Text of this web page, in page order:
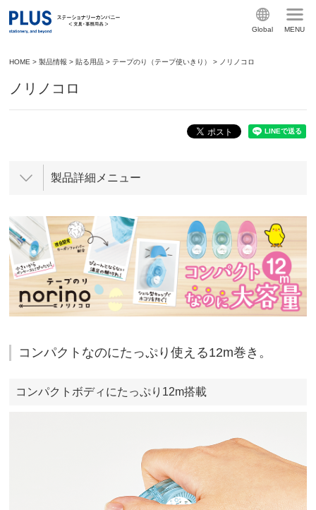
Global MENU
HOME >製品情報 > 貼る用品 > テープのり（テープ使いきり） > ノリノコロ
ノリノコロ
製品詳細メニュー
コンパクトなのにたっぷり使える12m巻き。
コンパクトボディにたっぷり12m搭載